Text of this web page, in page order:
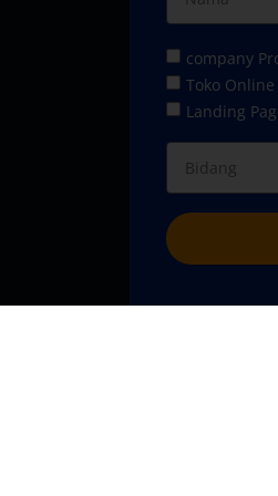
company
Toko Online
Landing